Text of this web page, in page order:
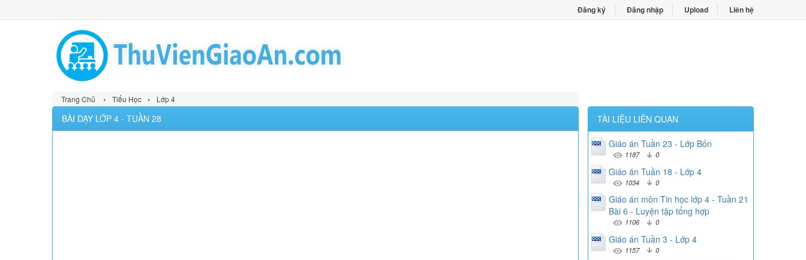
Đăng ký Đăng nhập Upload Liên hệ
Trang Chủ › Tiểu Học › Lớp 4
BÀI DẠY LỚP 4 - TUẦN 28 TÀI LIỆU LIÊN QUAN
Giáo án Tuần 23 - Lớp Bốn
1187 0
Giáo án Tuần 18 - Lớp 4
1034 0
Giáo án môn Tin học lớp 4 - Tuần 21
Bài 6 - Luyện tập tổng hợp
1106 0
Giáo án Tuần 3 - Lớp 4
1157 0